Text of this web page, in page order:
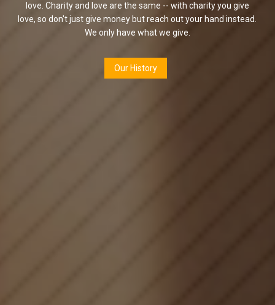
love. Charity and love are the same -- with charity you give
love, so don't just give money but reach out your hand instead.
We only have what we give.
Our History